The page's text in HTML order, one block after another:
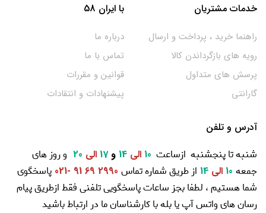
خدمات مشتریان
راهنما خرید ، پرداخت و ارسال
رویه های بازگرداندن کالا
پرسش های متداول
گارانتی
با ایران 58
درباره ما
تماس با ما
قوانین و مقررات
پیشنهادات و انتقادات
آدرس و تلفن
شنبه تا پنجشنبه ازساعت 10 الی و17 الی
و روز های
جمعه
الی از طریق شماره تماس 2990 69 91 -021
پاسخگوی
شما هستیم ، لطفا بجز ساعات پاسخگویی تلفنی فقط ازطریق پیام
رسان های واتس آپ یا بله با کارشناسان ما در ارتباط باشید